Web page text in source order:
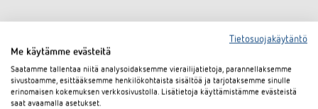
Käyttöohje PDF OBELISK-top2_ (1,4 MB)
Ohjelmisto OBELISK_top2_3_V3.8.5.2 (91,9 MB)
Tietosuojakäytäntö
Me käytämme evästeitä
Saatamme tallentaa niitä analysoidaksemme vierailijatietoja, parannellaksemme
sivustoamme, esittääksemme henkilökohtaista sisältöä ja tarjotaksemme sinulle
erinomaisen kokemuksen verkkosivustolla. Lisätietoja käyttämistämme evästeistä
saat avaamalla asetukset.